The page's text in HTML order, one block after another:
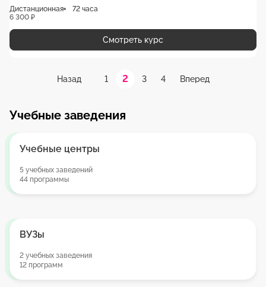
Дистанционная
72 часа
6 300 ₽
Смотреть курс
Назад 1 2 3 4 Вперед
Учебные заведения
Учебные центры
5 учебных заведений
44 программы
ВУЗы
2 учебных заведения
12 программ